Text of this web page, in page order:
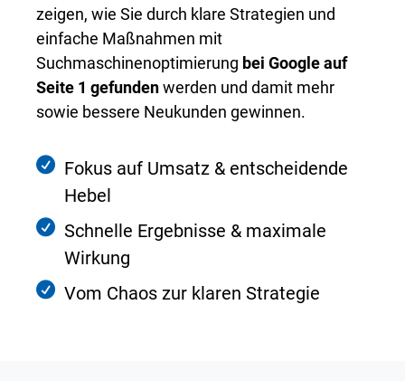
zeigen, wie Sie durch klare Strategien und
einfache Maßnahmen mit
Suchmaschinenoptimierung bei Google auf
Seite 1 gefundenwerden und damit mehr
sowie bessere Neukunden gewinnen.
Fokus auf Umsatz & entscheidende
Hebel
Schnelle Ergebnisse & maximale
Wirkung
Vom Chaos zur klaren Strategie